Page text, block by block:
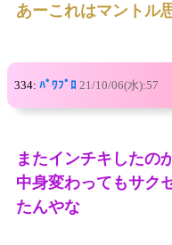
あーこれはマントル
334: ﾊﾟﾜﾌﾟﾛ 21/10/06(水):57
またインチキしたの
中身変わってもサク
たんやな